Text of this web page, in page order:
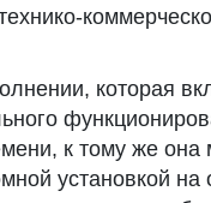
которая
к тому же
установкой на